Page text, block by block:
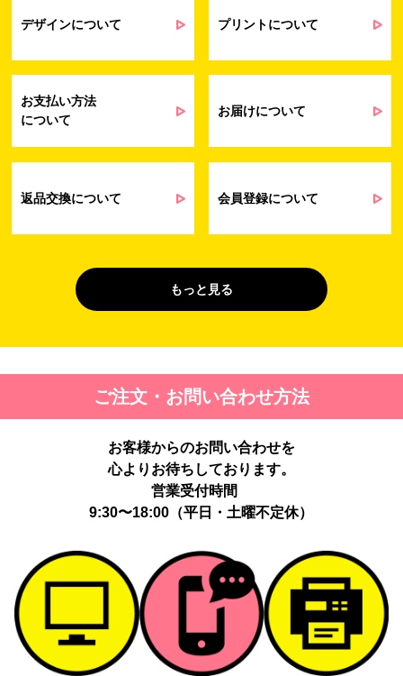
会員管理業務
提供するサービス（サポート業務を含む）
は営業およびマーケティング活動（セミナ
ターなど）に関連する情報を、電子メー
問い合わせへの対応のため
た場合のご対応のため
受託業務
（間接取得）
契約した小売店より委託された先への納
４. 個人情報を第三者に提供することが予定される場合の事項
第三者に提供する目的：パーソナライズ広告配信および効果測定・
最適化のため。
提供する個人情報の項目：Cookie 等の識別子、広告 ID、閲覧・行
動履歴、IP、ブラウザ・端末情報、（同意時）メールアドレス等の
提供の手段又は方法：当社ウェブサイトのタグ・SDK・API 等に
よる安全な電送、又は管理コンソールからの連携。
提供先：広告配信事業者（例：Google LLC等）。
個人情報の取り扱いに関する契約：提供先と個人情報取扱い契約
す。
お客様の個人情報は、以下掲げる場合以外に、事前にご本人の同意
無く第三者に提供することはありません。
法令に基づく場合
デザインについて プリントについて
お支払い方法
について
お届けについて
返品交換について 会員登録について
もっと見る
ご注文・お問い合わせ方法
お客様からのお問い合わせを
心よりお待ちしております。
営業受付時間
9:30〜18:00（平日・土曜不定休）